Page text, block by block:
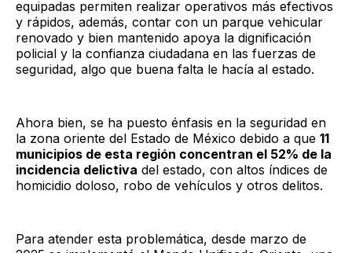
equipadas permiten realizar operativos más efectivos
y rápidos, además, contar con un parque vehicular
renovado y bien mantenido apoya la dignificación
policial y la confianza ciudadana en las fuerzas de
seguridad, algo que buena falta le hacía al estado.
Ahora bien, se ha puesto énfasis en la seguridad en
la zona oriente del Estado de México debido a que 11
municipios de esta región concentran el 52% de la
incidencia delictiva del estado, con altos índices de
homicidio doloso, robo de vehículos y otros delitos.
Para atender esta problemática, desde marzo de